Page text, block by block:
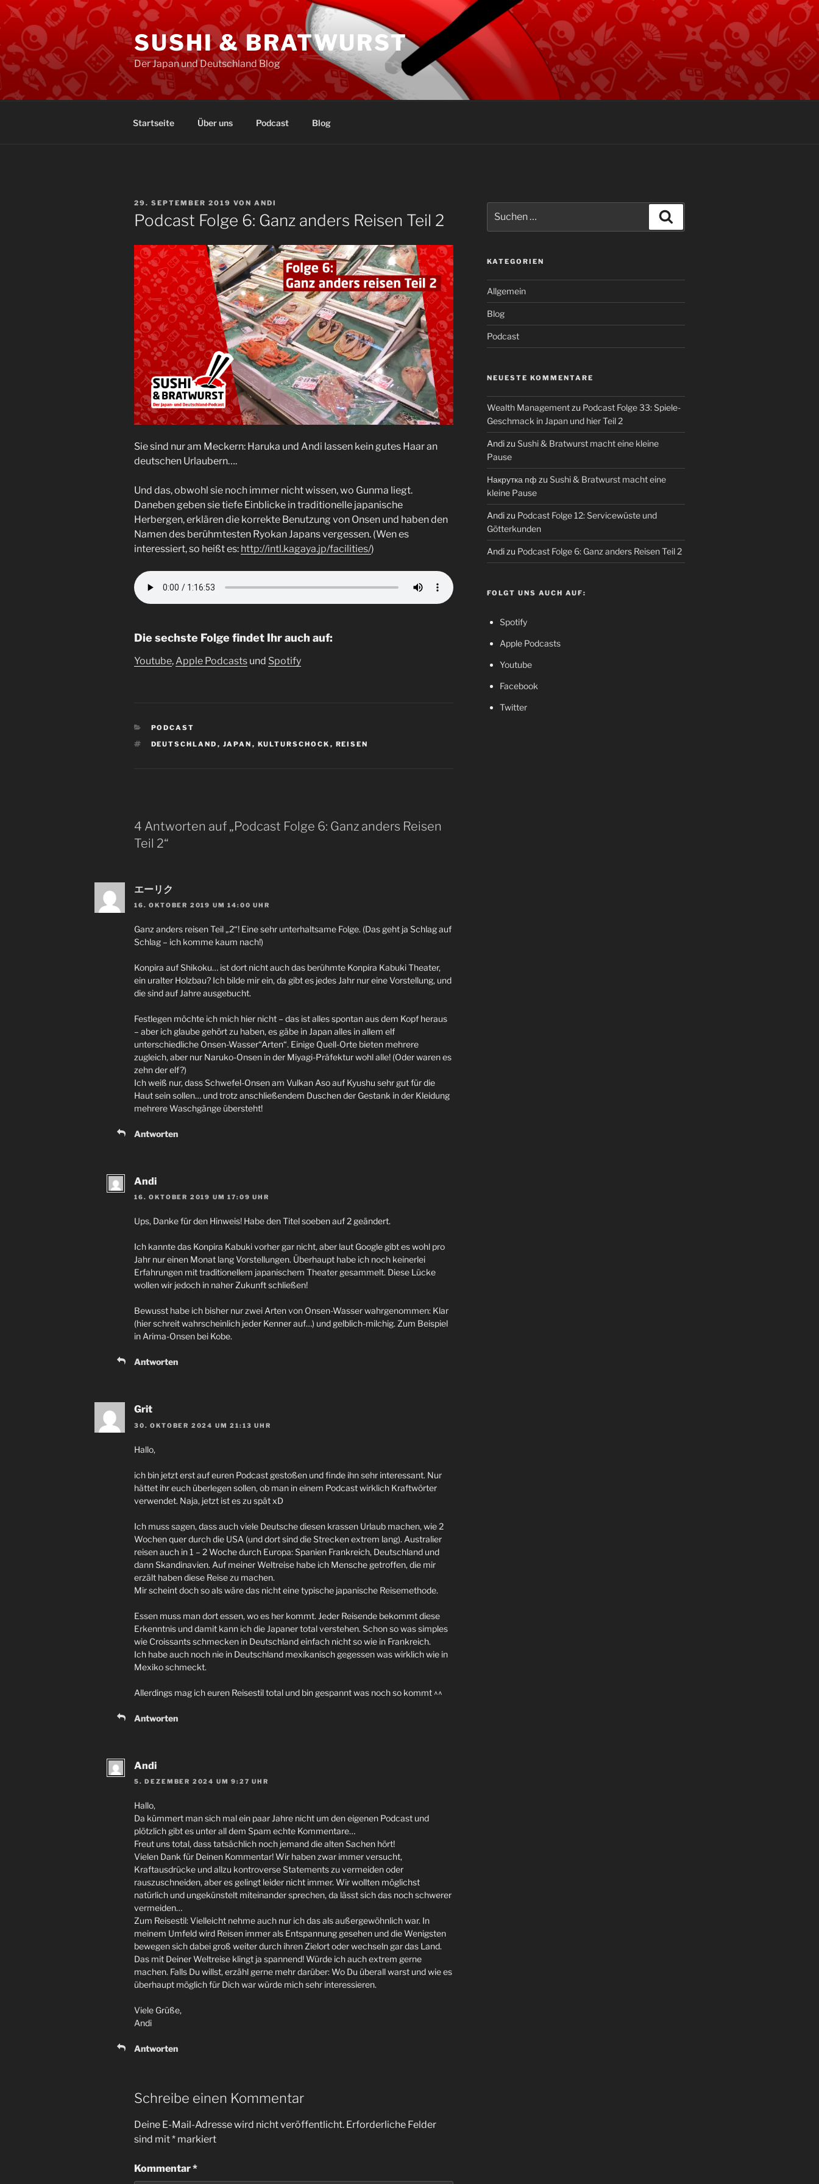
Zum
Inhalt
springen
SUSHI & BRATWURST
Der Japan und Deutschland Blog
Startseite Über uns Podcast Blog
VERÖFFENTLICHT
AM
29. SEPTEMBER 2019 VON ANDI
Podcast Folge 6: Ganz anders Reisen Teil 2
Sie sind nur am Meckern: Haruka und Andi lassen kein gutes Haar an
deutschen Urlaubern….
Und das, obwohl sie noch immer nicht wissen, wo Gunma liegt.
Daneben geben sie tiefe Einblicke in traditionelle japanische
Herbergen, erklären die korrekte Benutzung von Onsen und haben den
Namen des berühmtesten Ryokan Japans vergessen. (Wen es
interessiert, so heißt es: http://intl.kagaya.jp/facilities/)
Die sechste Folge findet Ihr auch auf:
Youtube, Apple Podcasts und Spotify
KATEGORIEN
PODCAST
SCHLAGWÖRTER
DEUTSCHLAND , JAPAN , KULTURSCHOCK , REISEN
4 Antworten auf „Podcast Folge 6: Ganz anders Reisen
Teil 2“
エーリク
16. OKTOBER 2019 UM 14:00 UHR
Ganz anders reisen Teil „2“! Eine sehr unterhaltsame Folge. (Das geht ja Schlag auf
Schlag – ich komme kaum nach!)
Konpira auf Shikoku… ist dort nicht auch das berühmte Konpira Kabuki Theater,
ein uralter Holzbau? Ich bilde mir ein, da gibt es jedes Jahr nur eine Vorstellung, und
die sind auf Jahre ausgebucht.
Festlegen möchte ich mich hier nicht – das ist alles spontan aus dem Kopf heraus
– aber ich glaube gehört zu haben, es gäbe in Japan alles in allem elf
unterschiedliche Onsen-Wasser“Arten“. Einige Quell-Orte bieten mehrere
zugleich, aber nur Naruko-Onsen in der Miyagi-Präfektur wohl alle! (Oder waren es
zehn der elf?)
Ich weiß nur, dass Schwefel-Onsen am Vulkan Aso auf Kyushu sehr gut für die
Haut sein sollen… und trotz anschließendem Duschen der Gestank in der Kleidung
mehrere Waschgänge übersteht!
Antworten
Andi
16. OKTOBER 2019 UM 17:09 UHR
Ups, Danke für den Hinweis! Habe den Titel soeben auf 2 geändert.
Ich kannte das Konpira Kabuki vorher gar nicht, aber laut Google gibt es wohl pro
Jahr nur einen Monat lang Vorstellungen. Überhaupt habe ich noch keinerlei
Erfahrungen mit traditionellem japanischem Theater gesammelt. Diese Lücke
wollen wir jedoch in naher Zukunft schließen!
Bewusst habe ich bisher nur zwei Arten von Onsen-Wasser wahrgenommen: Klar
(hier schreit wahrscheinlich jeder Kenner auf…) und gelblich-milchig. Zum Beispiel
in Arima-Onsen bei Kobe.
Antworten
Grit
30. OKTOBER 2024 UM 21:13 UHR
Hallo,
ich bin jetzt erst auf euren Podcast gestoßen und finde ihn sehr interessant. Nur
hättet ihr euch überlegen sollen, ob man in einem Podcast wirklich Kraftwörter
verwendet. Naja, jetzt ist es zu spät xD
Ich muss sagen, dass auch viele Deutsche diesen krassen Urlaub machen, wie 2
Wochen quer durch die USA (und dort sind die Strecken extrem lang). Australier
reisen auch in 1 – 2 Woche durch Europa: Spanien Frankreich, Deutschland und
dann Skandinavien. Auf meiner Weltreise habe ich Mensche getroffen, die mir
erzält haben diese Reise zu machen.
Mir scheint doch so als wäre das nicht eine typische japanische Reisemethode.
Essen muss man dort essen, wo es her kommt. Jeder Reisende bekommt diese
Erkenntnis und damit kann ich die Japaner total verstehen. Schon so was simples
wie Croissants schmecken in Deutschland einfach nicht so wie in Frankreich.
Ich habe auch noch nie in Deutschland mexikanisch gegessen was wirklich wie in
Mexiko schmeckt.
Allerdings mag ich euren Reisestil total und bin gespannt was noch so kommt ^^
Antworten
Andi
5. DEZEMBER 2024 UM 9:27 UHR
Hallo,
Da kümmert man sich mal ein paar Jahre nicht um den eigenen Podcast und
plötzlich gibt es unter all dem Spam echte Kommentare…
Freut uns total, dass tatsächlich noch jemand die alten Sachen hört!
Vielen Dank für Deinen Kommentar! Wir haben zwar immer versucht,
Kraftausdrücke und allzu kontroverse Statements zu vermeiden oder
rauszuschneiden, aber es gelingt leider nicht immer. Wir wollten möglichst
natürlich und ungekünstelt miteinander sprechen, da lässt sich das noch schwerer
vermeiden…
Zum Reisestil: Vielleicht nehme auch nur ich das als außergewöhnlich war. In
meinem Umfeld wird Reisen immer als Entspannung gesehen und die Wenigsten
bewegen sich dabei groß weiter durch ihren Zielort oder wechseln gar das Land.
Das mit Deiner Weltreise klingt ja spannend! Würde ich auch extrem gerne
machen. Falls Du willst, erzähl gerne mehr darüber: Wo Du überall warst und wie es
überhaupt möglich für Dich war würde mich sehr interessieren.
Viele Grüße,
Andi
Antworten
Schreibe einen Kommentar
Deine E-Mail-Adresse wird nicht veröffentlicht. Erforderliche Felder
sind mit* markiert
Kommentar*
nach:
KATEGORIEN
Allgemein
Blog
Podcast
NEUESTE KOMMENTARE
Wealth Managementzu Podcast Folge 33: Spiele-
Geschmack in Japan und hier Teil 2
Andizu Sushi & Bratwurst macht eine kleine
Pause
Накрутка пф zu Sushi & Bratwurst macht eine
kleine Pause
Andizu Podcast Folge 12: Servicewüste und
Götterkunden
Andizu Podcast Folge 6: Ganz anders Reisen Teil 2
FOLGT UNS AUCH AUF:
Spotify
Apple Podcasts
Youtube
Facebook
Twitter